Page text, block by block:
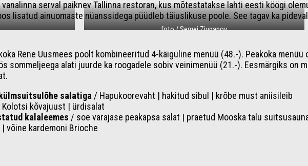
vanalinna serval paiknev Tallinna restoran, kus mõtestatakse lahti eesti köögi
lisatud ainuomaste nüanssidega püüdleb täiuslikuse poole. See tagav ka
foto / Sergei Zjuganov
Rene Uusmees poolt kombineeritud 4-käiguline menüü (48.-). Peakoka
sommeljeega alati juurde ka roogadele sobiv veinimenüü (21.-). Eesmärgiks on
salatiga / Hapukoorevaht | hakitud sibul | krõbe must aniisileib
kõvajuust | ürdisalat
kalaleemes / soe varajase peakapsa salat | praetud Mooska talu
võine kardemoni Brioche